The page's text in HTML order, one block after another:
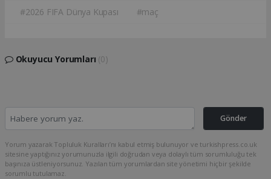
#2026 FIFA Dünya Kupası #maç
Okuyucu Yorumları (0)
Gönder
Yorum yazarak Topluluk Kuralları’nı kabul etmiş bulunuyor ve turkishpress.co.uk
sitesine yaptığınız yorumunuzla ilgili doğrudan veya dolaylı tüm sorumluluğu tek
başınıza üstleniyorsunuz. Yazılan tüm yorumlardan site yönetimi hiçbir şekilde
sorumlu tutulamaz.